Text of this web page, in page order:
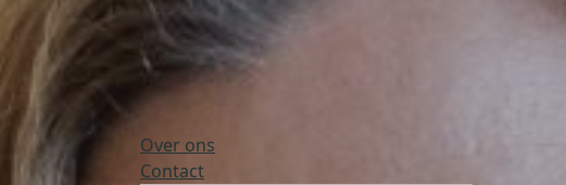
Over ons
Contact